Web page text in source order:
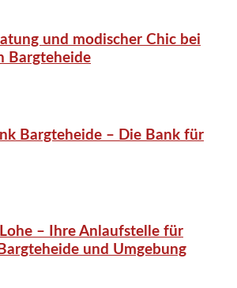
und modischer Chic bei
Bargteheide
Bargteheide – Die Bank für
– Ihre Anlaufstelle für
und Umgebung